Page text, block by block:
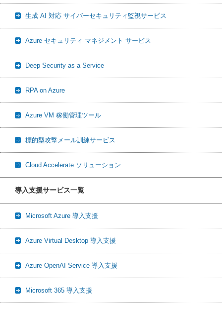
生成 AI 対応 サイバーセキュリティ監視サービス
Azure セキュリティ マネジメント サービス
Deep Security as a Service
RPA on Azure
Azure VM 稼働管理ツール
標的型攻撃メール訓練サービス
Cloud Accelerate ソリューション
導入支援サービス一覧
Microsoft Azure 導入支援
Azure Virtual Desktop 導入支援
Azure OpenAI Service 導入支援
Microsoft 365 導入支援